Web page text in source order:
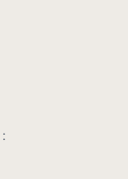
: